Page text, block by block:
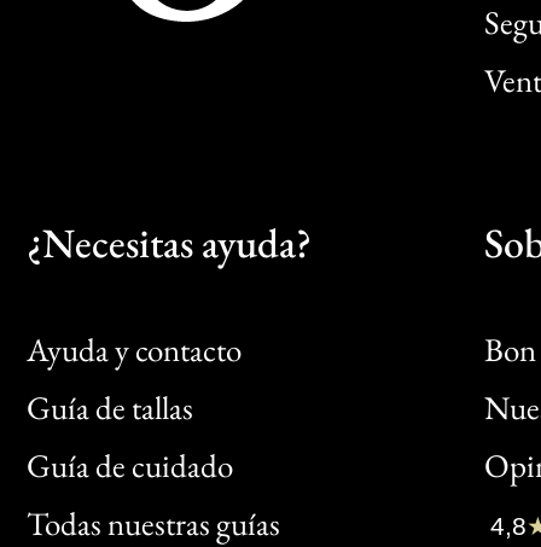
¿Necesitas ayuda?
Ayuda y contacto
Guía de tallas
Guía de cuidado
Todas nuestras guías
Bon
Clic
4,8